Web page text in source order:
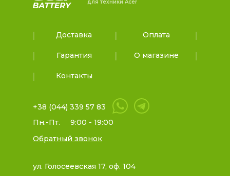
для техники Acer
Доставка Оплата
Гарантия О магазине
Контакты
+38 (044) 339 57 83
Пн.-Пт.
9:00 - 19:00
Обратный звонок
ул. Голосеевская 17, оф. 104